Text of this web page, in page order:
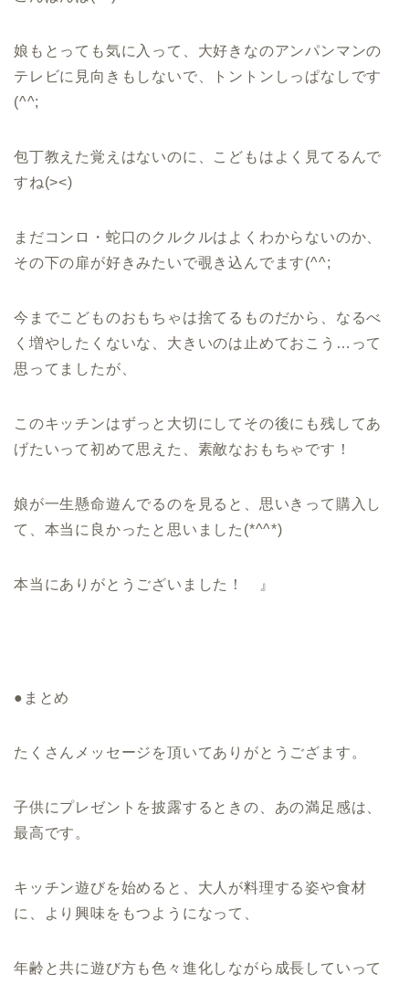
娘もとっても気に入って、大好きなのアンパンマンの
テレビに見向きもしないで、トントンしっぱなしです
(^^;
包丁教えた覚えはないのに、こどもはよく見てるんで
すね(><)
まだコンロ・蛇口のクルクルはよくわからないのか、
その下の扉が好きみたいで覗き込んでます(^^;
今までこどものおもちゃは捨てるものだから、なるべ
く増やしたくないな、大きいのは止めておこう…って
思ってましたが、
このキッチンはずっと大切にしてその後にも残してあ
げたいって初めて思えた、素敵なおもちゃです！
娘が一生懸命遊んでるのを見ると、思いきって購入し
て、本当に良かったと思いました(*^^*)
本当にありがとうございました！ 』
●まとめ
たくさんメッセージを頂いてありがとうござます。
子供にプレゼントを披露するときの、あの満足感は、
最高です。
キッチン遊びを始めると、大人が料理する姿や食材
に、より興味をもつようになって、
年齢と共に遊び方も色々進化しながら成長していって